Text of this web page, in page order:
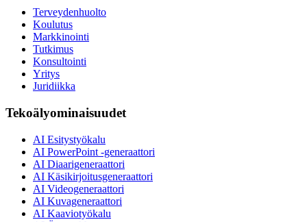
Terveydenhuolto
Koulutus
Markkinointi
Tutkimus
Konsultointi
Yritys
Juridiikka
Tekoälyominaisuudet
AI Esitystyökalu
AI PowerPoint -generaattori
AI Diaarigeneraattori
AI Käsikirjoitusgeneraattori
AI Videogeneraattori
AI Kuvageneraattori
AI Kaaviotyökalu